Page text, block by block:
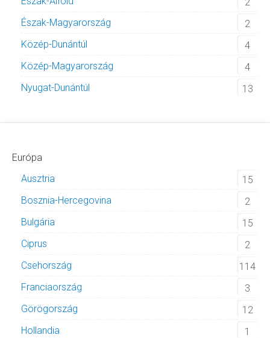
Észak-Magyarország
2
Közép-Dunántúl
4
Közép-Magyarország
4
Nyugat-Dunántúl
13
Európa
Ausztria
15
Bosznia-Hercegovina
2
Bulgária
15
Ciprus
2
Csehország
114
Franciaország
3
Görögország
12
Hollandia
1